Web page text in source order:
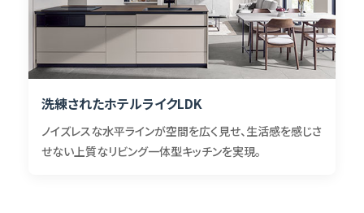
洗練されたホテルライクLDK
ノイズレスな水平ラインが空間を広く見せ、生活感を感じさ
せない上質なリビング一体型キッチンを実現。